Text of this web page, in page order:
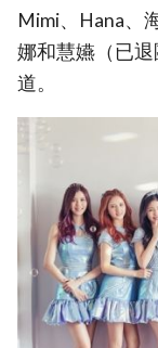
Mimi、Hana、
娜和慧嬿（已退
道。